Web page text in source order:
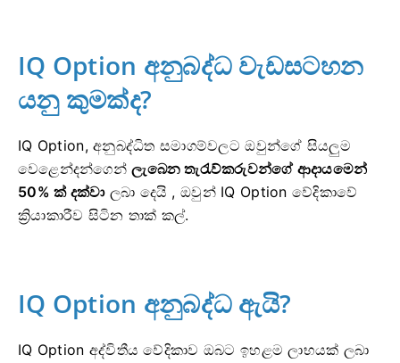
IQ Option අනුබද්ධ වැඩසටහන
යනු කුමක්ද?
IQ Option, අනුබද්ධිත සමාගම්වලට ඔවුන්ගේ සියලුම
වෙළෙන්දන්ගෙන්ලැබෙන තැරැව්කරුවන්ගේ ආදායමෙන්
50% ක් දක්වාලබා දෙයි , ඔවුන් IQ Option වේදිකාවේ
ක්‍රියාකාරීව සිටින තාක් කල්.
IQ Option අනුබද්ධ ඇයි?
IQ Option අද්විතීය වේදිකාව ඔබට ඉහළම ලාභයක් ලබා